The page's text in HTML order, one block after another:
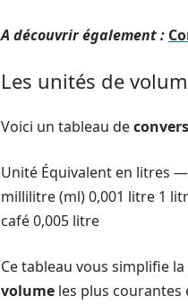
A découvrir également :
Les unités de
Voici un tableau de
Unité Équivalent en
millilitre (ml) 0,001 litre 1
café 0,005 litre
Ce tableau vous simplifie
volume les plus courantes